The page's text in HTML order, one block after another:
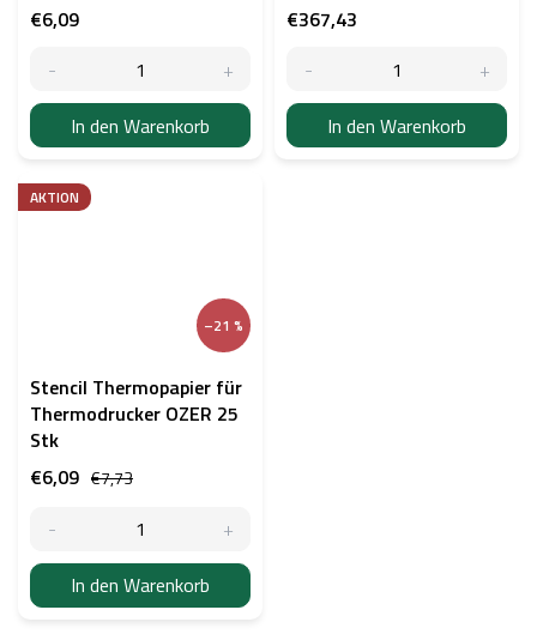
€6,09
In den Warenkorb
€367,43
In den Warenkorb
AKTION
–21 %
Stencil Thermopapier für
Thermodrucker OZER 25
Stk
€7,73
€6,09
In den Warenkorb